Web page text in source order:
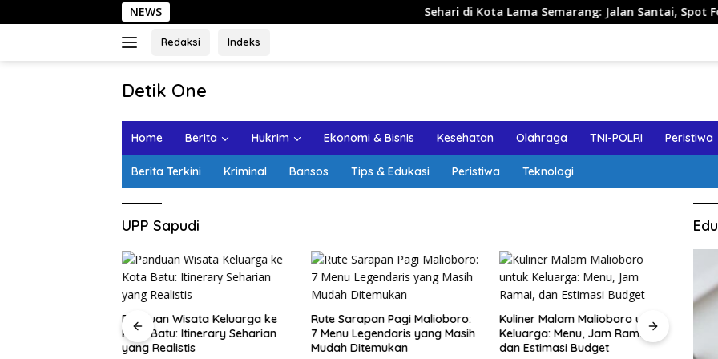
ke
NEWS Sehari di Kota Lama Semarang: Jalan Santai, Spot Foto, dan
Redaksi Indeks
Detik One
Ungkap
Home Berita Hukrim Ekonomi & Bisnis Kesehatan Olahraga TNI-POLRI Peristiwa
Berita Terkini Kriminal Bansos Tips & Edukasi Peristiwa Teknologi
UPP Sapudi
Panduan Wisata Keluarga ke
Kota Batu: Itinerary Seharian
yang Realistis
Rute Sarapan Pagi Malioboro:
7 Menu Legendaris yang Masih
Mudah Ditemukan
Kuliner Malam Malioboro untuk
Keluarga: Menu, Jam Ramai,
dan Estimasi Budget